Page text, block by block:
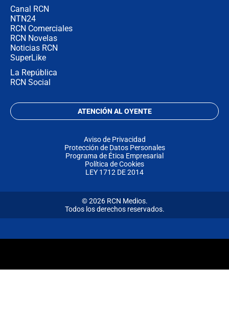
Canal RCN
NTN24
RCN Comerciales
RCN Novelas
Noticias RCN
SuperLike
La República
RCN Social
ATENCIÓN AL OYENTE
Aviso de Privacidad
Protección de Datos Personales
Programa de Ética Empresarial
Política de Cookies
LEY 1712 DE 2014
© 2026 RCN Medios.
Todos los derechos reservados.